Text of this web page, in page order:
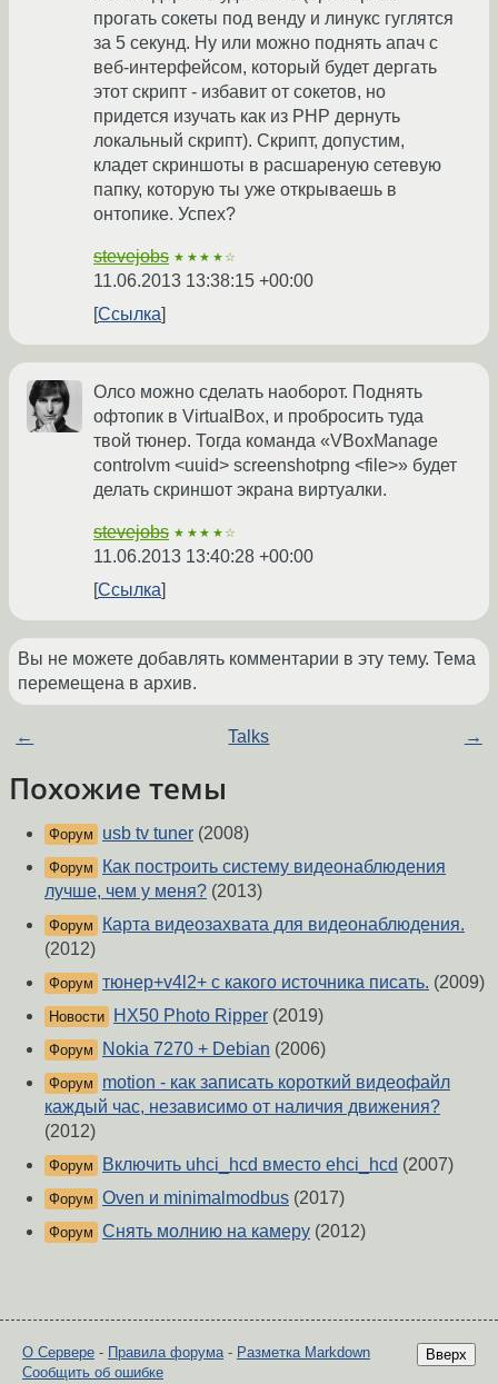
прогать сокеты под венду и линукс гуглятся
за 5 секунд. Ну или можно поднять апач с
веб-интерфейсом, который будет дергать
этот скрипт - избавит от сокетов, но
придется изучать как из PHP дернуть
локальный скрипт). Скрипт, допустим,
кладет скриншоты в расшареную сетевую
папку, которую ты уже открываешь в
онтопике. Успех?
stevejobs ★★★★☆
11.06.2013 13:38:15 +00:00
Ссылка
Олсо можно сделать наоборот. Поднять
офтопик в VirtualBox, и пробросить туда
твой тюнер. Тогда команда «VBoxManage
controlvm <uuid> screenshotpng <file>» будет
делать скриншот экрана виртуалки.
stevejobs ★★★★☆
11.06.2013 13:40:28 +00:00
Ссылка
Вы не можете добавлять комментарии в эту тему. Тема
перемещена в архив.
← Talks →
Похожие темы
Форум usb tv tuner (2008)
Форум
Как построить систему видеонаблюдения
лучше, чем у меня? (2013)
Форум
Карта видеозахвата для видеонаблюдения.
(2012)
Форум тюнер+v4l2+ с какого источника писать. (2009)
Новости HX50 Photo Ripper (2019)
Форум Nokia 7270 + Debian (2006)
Форум
motion - как записать короткий видеофайл
каждый час, независимо от наличия движения?
(2012)
Форум Включить uhci_hcd вместо ehci_hcd (2007)
Форум Oven и minimalmodbus (2017)
Форум Снять молнию на камеру (2012)
Вверх
О Сервере - Правила форума- Разметка Markdown
Сообщить об ошибке